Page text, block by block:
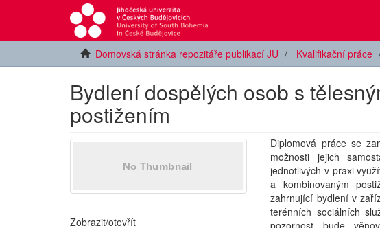
Domovská stránka repozitáře publikací JU Kvalifikační práce
Bydlení dospělých osob s
postižením
Zobrazit/otevřít
Diplomová práce se
možnosti jejich
jednotlivých v praxi
a kombinovaným
zahrnující bydlení v
terénních sociálních
pozornost bude